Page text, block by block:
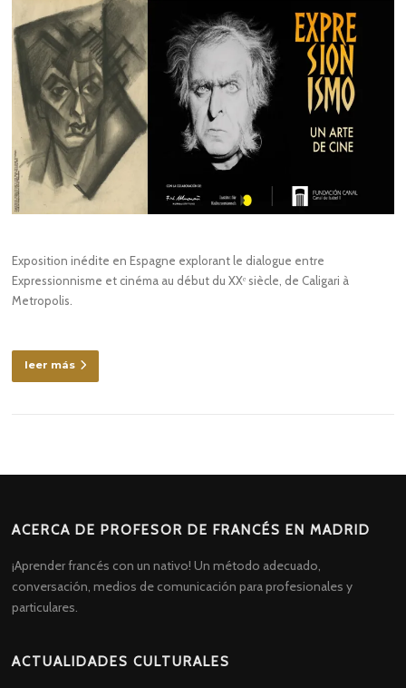
Exposition inédite en Espagne explorant le dialogue entre
Expressionnisme et cinéma au début du XXᵉ siècle, de Caligari à
Metropolis.
leer más
ACERCA DE PROFESOR DE FRANCÉS EN MADRID
¡Aprender francés con un nativo! Un método adecuado,
conversación, medios de comunicación para profesionales y
particulares.
ACTUALIDADES CULTURALES